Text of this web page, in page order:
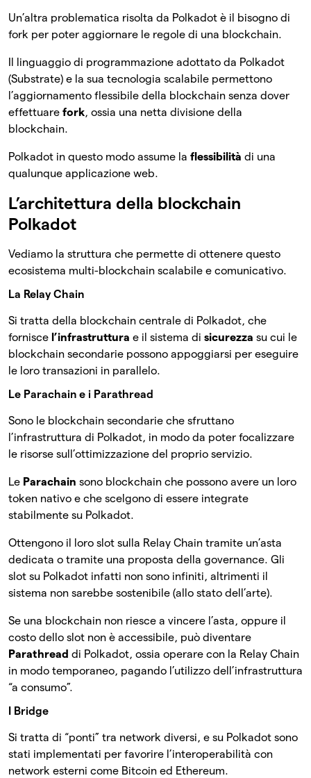
Un’altra problematica risolta da Polkadot è il bisogno di
fork per poter aggiornare le regole di una blockchain.
Il linguaggio di programmazione adottato da Polkadot
(Substrate) e la sua tecnologia scalabile permettono
l’aggiornamento flessibile della blockchain senza dover
effettuare fork, ossia una netta divisione della
blockchain.
Polkadot in questo modo assume la flessibilità di una
qualunque applicazione web.
L’architettura della blockchain
Polkadot
Vediamo la struttura che permette di ottenere questo
ecosistema multi-blockchain scalabile e comunicativo.
La Relay Chain
Si tratta della blockchain centrale di Polkadot, che
fornisce l’infrastruttura e il sistema di sicurezza su cui le
blockchain secondarie possono appoggiarsi per eseguire
le loro transazioni in parallelo.
Le Parachain e i Parathread
Sono le blockchain secondarie che sfruttano
l’infrastruttura di Polkadot, in modo da poter focalizzare
le risorse sull’ottimizzazione del proprio servizio.
Le Parachain sono blockchain che possono avere un loro
token nativo e che scelgono di essere integrate
stabilmente su Polkadot.
Ottengono il loro slot sulla Relay Chain tramite un’asta
dedicata o tramite una proposta della governance. Gli
slot su Polkadot infatti non sono infiniti, altrimenti il
sistema non sarebbe sostenibile (allo stato dell’arte).
Se una blockchain non riesce a vincere l’asta, oppure il
costo dello slot non è accessibile, può diventare
Parathread di Polkadot, ossia operare con la Relay Chain
in modo temporaneo, pagando l’utilizzo dell’infrastruttura
“a consumo”.
I Bridge
Si tratta di “ponti” tra network diversi, e su Polkadot sono
stati implementati per favorire l’interoperabilità con
network esterni come Bitcoin ed Ethereum.